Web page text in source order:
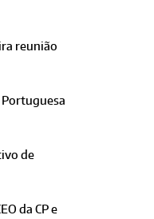
reunião
de
da CP e